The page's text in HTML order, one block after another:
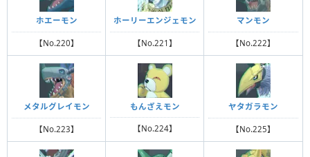
ホエーモン
【No.220】
ホーリーエンジェモン
【No.221】
マンモン
【No.222】
メタルグレイモン
【No.223】
もんざえモン
【No.224】
ヤタガラモン
【No.225】